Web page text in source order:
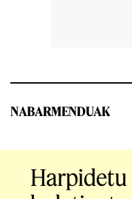
NABARMENDUAK
Harpidetu